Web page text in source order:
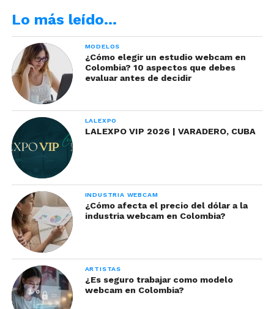
Ser empática no cuesta mucho y puede ser la
oportunidad perfecta para crecer y hacer de la
industria más que una simple fuente de ingresos.
Al mundo le falta un poco de alegría que seguro
acompañado de tu belleza, sensualidad y
explosión erótica, puedes aportar.
Beneficios de establecer una
buena relación entre artista
web y monitor
Lo más leído…
MODELOS
¿Cómo elegir un estudio webcam en
Colombia? 10 aspectos que debes
evaluar antes de decidir
LALEXPO
LALEXPO VIP 2026 | VARADERO, CUBA
INDUSTRIA WEBCAM
¿Cómo afecta el precio del dólar a la
industria webcam en Colombia?
ARTISTAS
¿Es seguro trabajar como modelo
webcam en Colombia?